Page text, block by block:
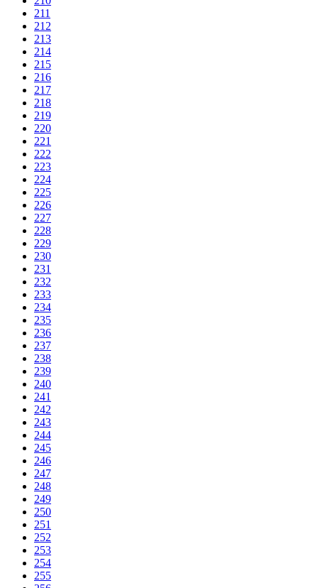
211
212
213
214
215
216
217
218
219
220
221
222
223
224
225
226
227
228
229
230
231
232
233
234
235
236
237
238
239
240
241
242
243
244
245
246
247
248
249
250
251
252
253
254
255